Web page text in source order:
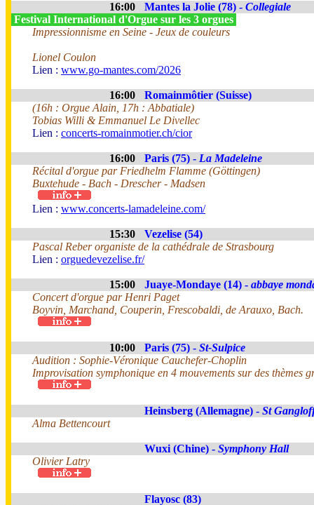
16:00 Mantes la Jolie (78) - Collegiale
Festival International d'Orgue sur les 3 orgues
Impressionnisme en Seine - Jeux de couleurs
Lionel Coulon
Lien : www.go-mantes.com/2026
16:00
Romainmôtier (Suisse)
(16h : Orgue Alain, 17h : Abbatiale)
Tobias Willi & Emmanuel Le Divellec
Lien : concerts-romainmotier.ch/cior
16:00 Paris (75) - La Madeleine
Récital d'orgue par Friedhelm Flamme (Göttingen)
Buxtehude - Bach - Drescher - Madsen
Lien : www.concerts-lamadeleine.com/
15:30
Vezelise (54)
Pascal Reber organiste de la cathédrale de Strasbourg
Lien : orguedevezelise.fr/
15:00 Juaye-Mondaye (14) - abbaye
Concert d'orgue par Henri Paget
Boyvin, Marchand, Couperin, Frescobaldi, de Arauxo, Bach.
10:00 Paris (75) - St-Sulpice
Audition : Sophie-Véronique Cauchefer-Choplin
Improvisation symphonique en 4 mouvements sur des thèmes
Heinsberg (Allemagne) - St
Alma Bettencourt
Wuxi (Chine) - Symphony Hall
Olivier Latry
Flayosc (83)